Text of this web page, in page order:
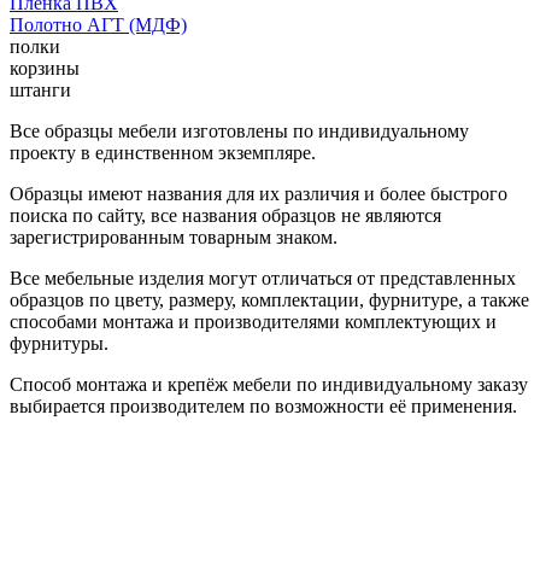
Полотно АГТ (МДФ)
полки
корзины
штанги
Все образцы мебели изготовлены по индивидуальному
проекту в единственном экземпляре.
Образцы имеют названия для их различия и более быстрого
поиска по сайту, все названия образцов не являются
зарегистрированным товарным знаком.
Все мебельные изделия могут отличаться от представленных
образцов по цвету, размеру, комплектации, фурнитуре, а также
способами монтажа и производителями комплектующих и
фурнитуры.
Способ монтажа и крепёж мебели по индивидуальному заказу
выбирается производителем по возможности её применения.